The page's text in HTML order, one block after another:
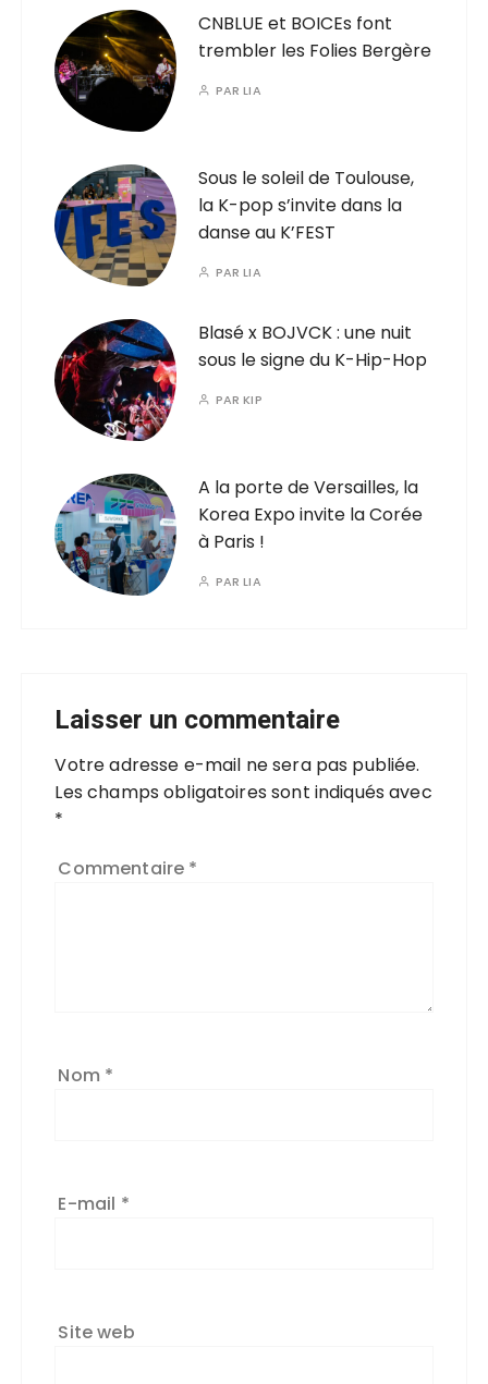
CNBLUE et BOICEs font
trembler les Folies Bergère
PARLIA
Sous le soleil de Toulouse,
la K-pop s’invite dans la
danse au K’FEST
PARLIA
Blasé x BOJVCK : une nuit
sous le signe du K-Hip-Hop
PARKIP
A la porte de Versailles, la
Korea Expo invite la Corée
à Paris !
PARLIA
Laisser un commentaire
Votre adresse e-mail ne sera pas publiée.
Les champs obligatoires sont indiqués avec
*
Commentaire *
Nom *
E-mail *
Site web